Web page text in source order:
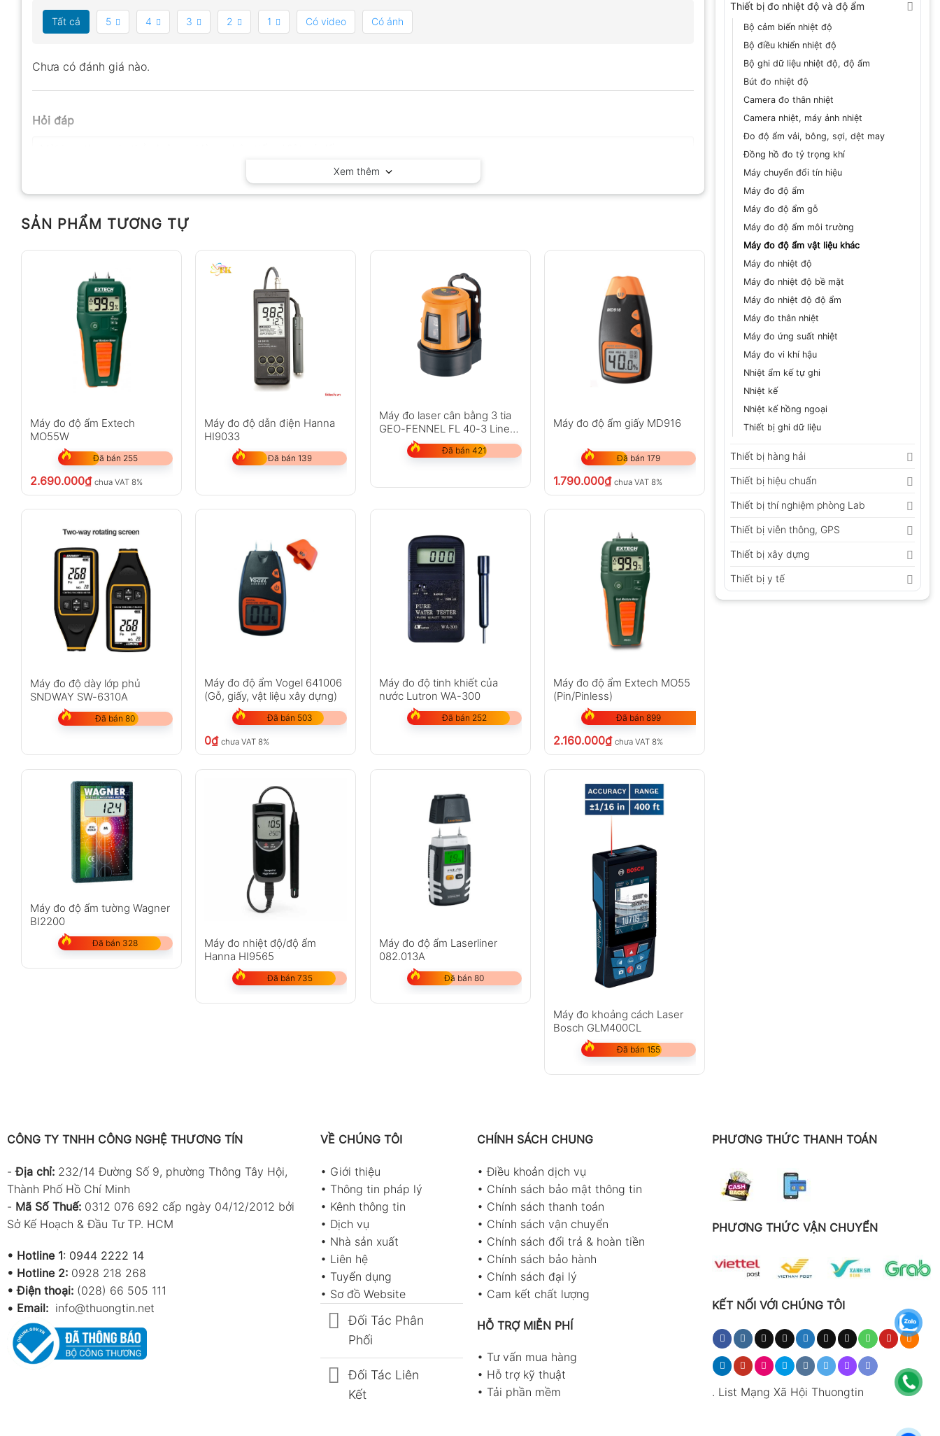
Thiết bị đo nhiệt độ và độ ẩm
Bộ cảm biến nhiệt độ
Bộ điều khiển nhiệt độ
Bộ ghi dữ liệu nhiệt độ, độ ẩm
Bút đo nhiệt độ
Camera đo thân nhiệt
Camera nhiệt, máy ảnh nhiệt
Đo độ ẩm vải, bông, sợi, dệt may
Đồng hồ đo tỷ trọng khí
Máy chuyển đổi tín hiệu
Máy đo độ ẩm
Máy đo độ ẩm gỗ
Máy đo độ ẩm môi trường
Máy đo độ ẩm vật liệu khác
Máy đo nhiệt độ
Máy đo nhiệt độ bề mặt
Máy đo nhiệt độ độ ẩm
Máy đo thân nhiệt
Máy đo ứng suất nhiệt
Máy đo vi khí hậu
Nhiệt ẩm kế tự ghi
Nhiệt kế
Nhiệt kế hồng ngoại
Thiết bị ghi dữ liệu
Thiết bị hàng hải
Thiết bị hiệu chuẩn
Thiết bị thí nghiệm phòng Lab
Thiết bị viễn thông, GPS
Thiết bị xây dựng
Thiết bị y tế
Tất cả 5 4 3 2 1 Có video Có ảnh
Chưa có đánh giá nào.
Hỏi đáp
Không có bình luận nào
Xem thêm
SẢN PHẨM TƯƠNG TỰ
Máy đo độ ẩm Extech
MO55W
Đã bán 255
2.690.000₫ chưa VAT 8%
Máy đo độ dẫn điện Hanna
HI9033
Đã bán 139
Máy đo laser cân bằng 3 tia
GEO-FENNEL FL 40-3 Liner
Đã bán 421
Máy đo độ ẩm giấy MD916
Đã bán 179
1.790.000₫ chưa VAT 8%
Máy đo độ dày lớp phủ
SNDWAY SW-6310A
Đã bán 80
Máy đo độ ẩm Vogel 641006
(Gỗ, giấy, vật liệu xây dựng)
Đã bán 503
0₫ chưa VAT 8%
Máy đo độ tinh khiết của
nước Lutron WA-300
Đã bán 252
Máy đo độ ẩm Extech MO55
(Pin/Pinless)
Đã bán 899
2.160.000₫ chưa VAT 8%
Máy đo độ ẩm tường Wagner
BI2200
Đã bán 328
Máy đo nhiệt độ/độ ẩm
Hanna HI9565
Đã bán 735
Máy đo độ ẩm Laserliner
082.013A
Đã bán 80
Máy đo khoảng cách Laser
Bosch GLM400CL
Đã bán 155
CÔNG TY TNHH CÔNG NGHỆ THƯƠNG TÍN
-Địa chỉ: 232/14 Đường Số 9, phường Thông Tây Hội,
Thành Phố Hồ Chí Minh
- Mã Số Thuế: 0312 076 692 cấp ngày 04/12/2012 bởi
Sở Kế Hoạch & Đầu Tư TP. HCM
• Hotline 1: 0944 2222 14
• Hotline 2: 0928 218 268
• Điện thoại: (028) 66 505 111
• Email: info@thuongtin.net
VỀ CHÚNG TÔI
• Giới thiệu
• Thông tin pháp lý
• Kênh thông tin
• Dịch vụ
• Nhà sản xuất
• Liên hệ
• Tuyển dụng
• Sơ đồ Website
Đối Tác Phân
Phối
Đối Tác Liên
Kết
CHÍNH SÁCH CHUNG
•Điều khoản dịch vụ
• Chính sách bảo mật thông tin
• Chính sách thanh toán
• Chính sách vận chuyển
• Chính sách đổi trả & hoàn tiền
• Chính sách bảo hành
• Chính sách đại lý
• Cam kết chất lượng
HỖ TRỢ MIỄN PHÍ
• Tư vấn mua hàng
• Hỗ trợ kỹ thuật
• Tải phần mềm
PHƯƠNG THỨC THANH TOÁN
PHƯƠNG THỨC VẬN CHUYỂN
KẾT NỐI VỚI CHÚNG TÔI
. List Mạng Xã Hội Thuongtin